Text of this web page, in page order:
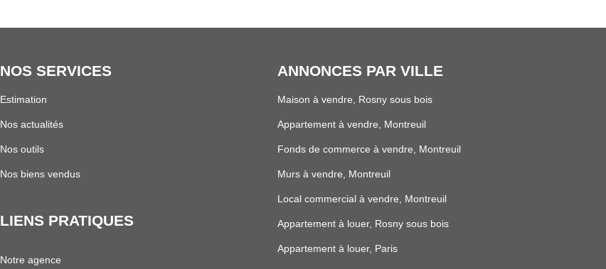
NOS SERVICES
Estimation
Nos actualités
Nos outils
Nos biens vendus
LIENS PRATIQUES
Notre agence
ANNONCES PAR VILLE
Maison à vendre, Rosny sous bois
Appartement à vendre, Montreuil
Fonds de commerce à vendre, Montreuil
Murs à vendre, Montreuil
Local commercial à vendre, Montreuil
Appartement à louer, Rosny sous bois
Appartement à louer, Paris